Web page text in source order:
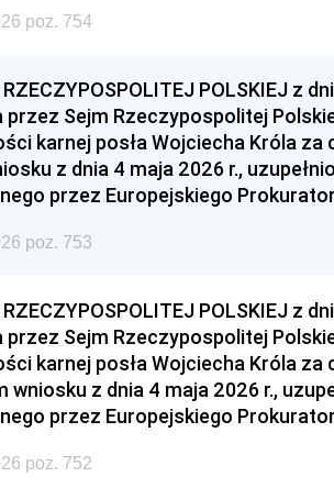
poz. 754
POLSKIEJ z
przez Sejm Rzeczypospolitej
karnej posła Wojciecha Króla za
z dnia 4 maja 2026 r.,
przez Europejskiego
poz. 753
POLSKIEJ z
przez Sejm Rzeczypospolitej
karnej posła Wojciecha Króla za
wniosku z dnia 4 maja 2026 r.,
przez Europejskiego
poz. 752